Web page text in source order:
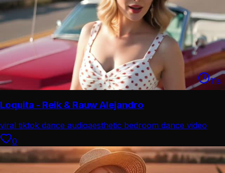
11s
Loquita - Reik & Rauw Alejandro
viral tiktok dance audioaesthetic bedroom dance video
0